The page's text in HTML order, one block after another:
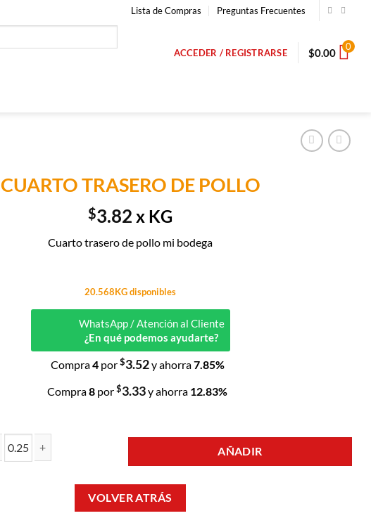
Lista de Compras Preguntas Frecuentes
ACCEDER / REGISTRARSE $0.00 0
CUARTO TRASERO DE POLLO
$3.82 x KG
Cuarto trasero de pollo mi bodega
20.568KG disponibles
WhatsApp / Atención al Cliente
¿En qué podemos ayudarte?
Compra4por$3.52y ahorra7.85%
Compra8 por$3.33y ahorra 12.83%
AÑADIR